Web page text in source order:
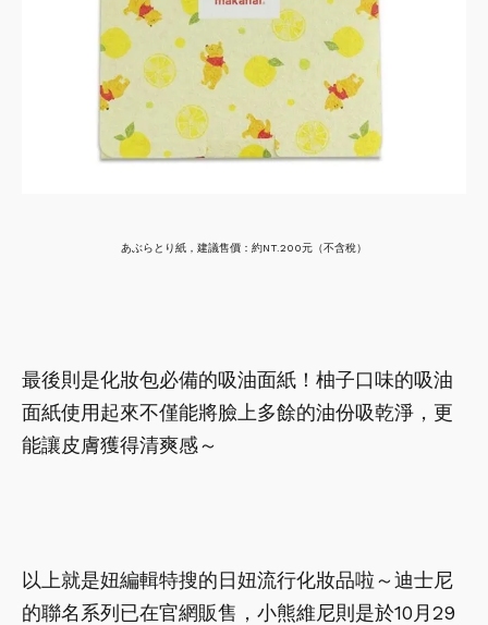
あぶらとり紙，建議售價：約NT.200元（不含稅）
最後則是化妝包必備的吸油面紙！柚子口味的吸油
面紙使用起來不僅能將臉上多餘的油份吸乾淨，更
能讓皮膚獲得清爽感～
以上就是妞編輯特搜的日妞流行化妝品啦～迪士尼
的聯名系列已在官網販售，小熊維尼則是於10月29